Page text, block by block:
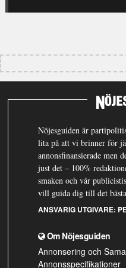
Nöjesguiden är
lita på att vi brinner för
annonsfinansierade men
just det – 100%
smaken och vår
vill guida dig till det
ANSVARIG UTGIVARE:
Om Nöjesguiden
Annonsering och
Annonsspecifikationer